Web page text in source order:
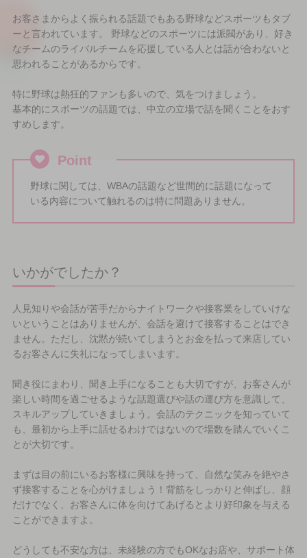
お客さまからよく振られる話題でもある野球などスポーツもタブ
ーと言われています。 野球などのスポーツには派閥があり、好き
なチームのライバルチームを応援している人とは話が合わないと
思われることがあるからです。
特に野球は熱狂的ファンも多いので、気をつけましょう。
基本的にスポーツの話題では、中立の立場で話を聞くことをおす
すめします。
Point
野球に関しては、WBAの話題など世間的に話題になって
いる内容について触れるのは特に問題ありません。
いかがでしたか？
人見知りや会話が苦手だからナイトワークや接客業をしていけな
いということはありませんが、会話を避けて接客することはでき
ません。ただし、沈黙が続いてしまうとお金を払って来店してい
るお客さんに失礼になってしまいます。
聞き役にまわり、聞き上手になることも大切ですが、お客さんが
楽しい時間を過ごせるような話題選びや話の運び方を意識して、
スキルアップしていきましょう。会話のテクニックを知っていて
も、最初から上手に話せるわけではないので場数を踏んでいくこ
とが大切です。
まずは目の前にいるお客様に興味を持って、自然な笑みを絶やさ
ず接客することを心がけましょう！背筋をしっかりと伸ばし、顔
だけでなく、お客さんに体を向けてあげるとより好印象を与える
ことができますよ。
どうしても不安な方は、未経験の方でもOKなお店や、サポート体